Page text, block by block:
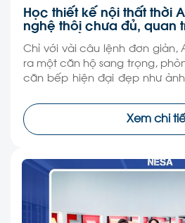
Học thiết kế nội thất thời
nghệ thôi chưa đủ, quan
làm nghề
Chỉ với vài câu lệnh đơn giản,
ra một căn hộ sang trọng,
căn bếp hiện đại đẹp như
hơn bao giờ hết, thậm chí
Xem chi